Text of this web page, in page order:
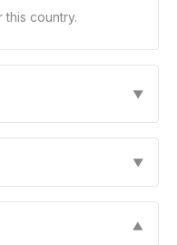
country.
▼
▼
▼